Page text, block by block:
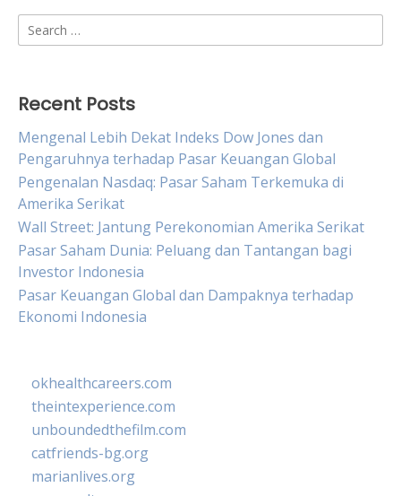
Search
for:
Recent Posts
Mengenal Lebih Dekat Indeks Dow Jones dan
Pengaruhnya terhadap Pasar Keuangan Global
Pengenalan Nasdaq: Pasar Saham Terkemuka di
Amerika Serikat
Wall Street: Jantung Perekonomian Amerika Serikat
Pasar Saham Dunia: Peluang dan Tantangan bagi
Investor Indonesia
Pasar Keuangan Global dan Dampaknya terhadap
Ekonomi Indonesia
okhealthcareers.com
theintexperience.com
unboundedthefilm.com
catfriends-bg.org
marianlives.org